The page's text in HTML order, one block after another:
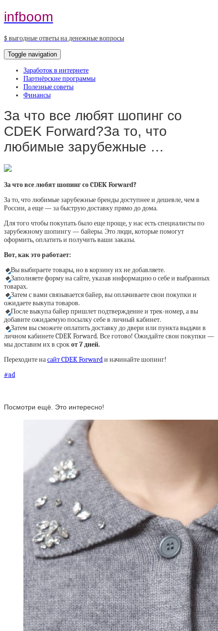
infboom
$ выгодные ответы на денежные вопросы
Toggle navigation
Заработок в интернете
Партнёрские программы
Полезные советы
Финансы
За что все любят шопинг со
CDEK Forward?За то, что
любимые зарубежные …
За что все любят шопинг со CDEK Forward?
За то, что любимые зарубежные бренды доступнее и дешевле, чем в
России, а еще — за быструю доставку прямо до дома.
Для того чтобы покупать было еще проще, у нас есть специалисты по
зарубежному шопингу — байеры. Это люди, которые помогут
оформить, оплатить и получить ваши заказы.
Вот, как это работает:
🔹Вы выбираете товары, но в корзину их не добавляете.
🔹Заполняете форму на сайте, указав информацию о себе и выбранных
товарах.
🔹Затем с вами связывается байер, вы оплачиваете свои покупки и
ожидаете выкупа товаров.
🔹После выкупа байер пришлет подтверждение и трек-номер, а вы
добавите ожидаемую посылку себе в личный кабинет.
🔹Затем вы сможете оплатить доставку до двери или пункта выдачи в
личном кабинете CDEK Forward. Все готово! Ожидайте свои покупки —
мы доставим их в срокот 7 дней.
Переходите насайт CDEK Forwardи начинайте шопинг!
#ad
Посмотри ещё. Это интересно!